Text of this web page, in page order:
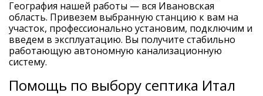
География нашей работы — вся Ивановская
область. Привезем выбранную станцию к вам на
участок, профессионально установим, подключим и
введем в эксплуатацию. Вы получите стабильно
работающую автономную канализационную
систему.
Помощь по выбору септика Итал